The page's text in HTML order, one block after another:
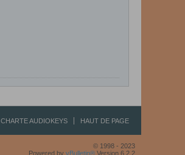
CHARTE AUDIOKEYS HAUT DE PAGE
© 1998 - 2023
Powered by vBulletin® Version 6.2.2